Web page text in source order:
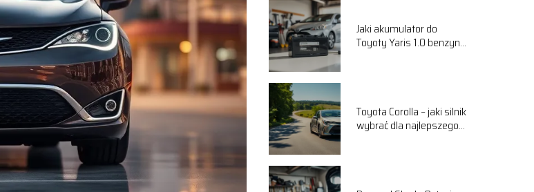
Jaki akumulator do
Toyoty Yaris 1.0 benzyna
Toyota Corolla – jaki silnik
wybrać dla najlepszego